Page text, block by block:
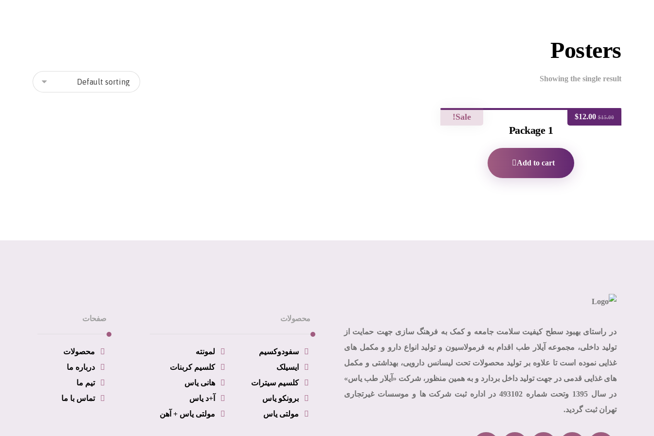
Posters
Showing the single result
Package 1
$15.00
$12.00
Sale!
Add to cart
در راستای بهبود سطح کیفیت سلامت جامعه و کمک به فرهنگ سازی جهت حمایت از
تولید داخلی، مجموعه آیلار طب اقدام به فرمولاسیون و تولید انواع دارو و مکمل های
غذایی نموده است تا علاوه بر تولید محصولات تحت لیسانس دارویی، بهداشتی و مکمل
های غذایی قدمی در جهت تولید داخل بردارد و به همین منظور، شرکت «آیلار طب یاس»
در سال 1395 وتحت شماره 493102 در اداره ثبت شرکت ها و موسسات غیرتجاری
تهران ثبت گردید.
محصولات
سفودوکسیم
لمونته
ایسیلک
کلسیم کربنات
کلسیم سیترات
هانی یاس
برونکو یاس
آ+د یاس
مولتی یاس
مولتی یاس + آهن
صفحات
محصولات
درباره ما
تیم ما
تماس با ما